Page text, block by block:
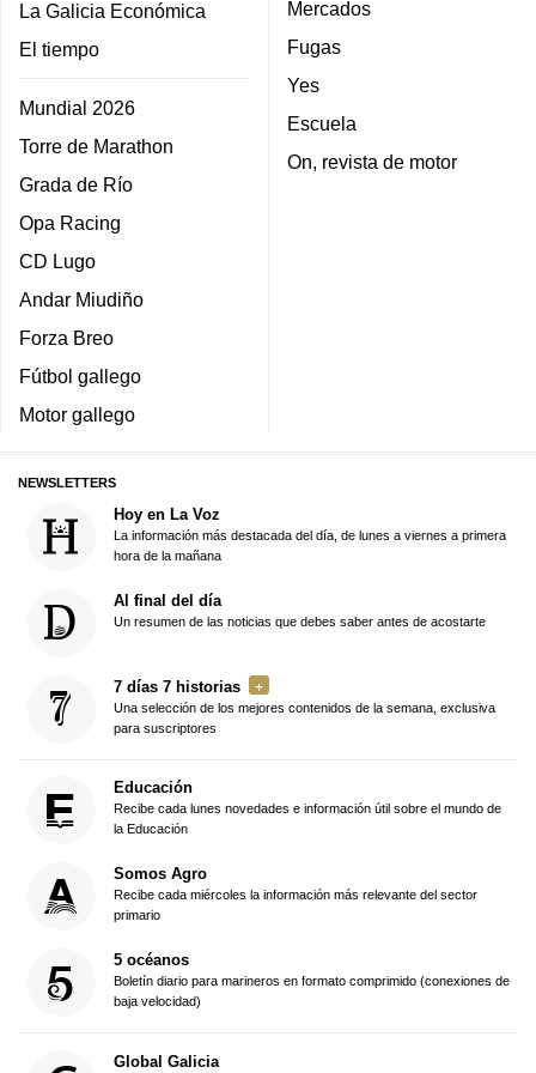
La Galicia Económica
El tiempo
Mundial 2026
Torre de Marathon
Grada de Río
Opa Racing
CD Lugo
Andar Miudiño
Forza Breo
Fútbol gallego
Motor gallego
Mercados
Fugas
Yes
Escuela
On, revista de motor
NEWSLETTERS
Hoy en La Voz
La información más destacada del día, de lunes a viernes a primera
hora de la mañana
Al final del día
Un resumen de las noticias que debes saber antes de acostarte
7 días 7 historias
Una selección de los mejores contenidos de la semana, exclusiva
para suscriptores
Educación
Recibe cada lunes novedades e información útil sobre el mundo de
la Educación
Somos Agro
Recibe cada miércoles la información más relevante del sector
primario
5 océanos
Boletín diario para marineros en formato comprimido (conexiones de
baja velocidad)
Global Galicia